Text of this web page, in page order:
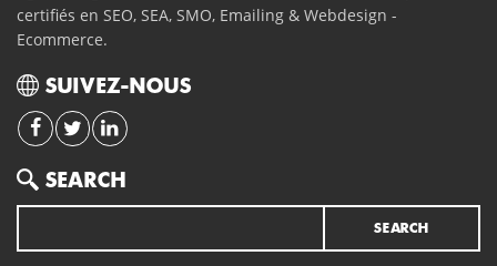
certifiés en SEO, SEA, SMO, Emailing & Webdesign -
Ecommerce.
SUIVEZ-NOUS
SEARCH
Search